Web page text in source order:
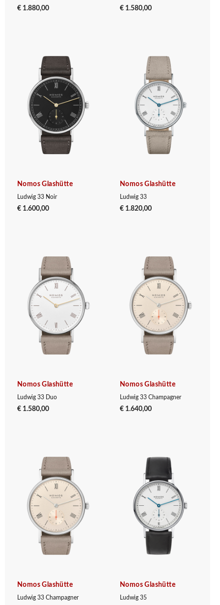
€ 1.880,00 € 1.580,00
Nomos Glashütte
Ludwig 33 Noir
€ 1.600,00
Nomos Glashütte
Ludwig 33
€ 1.820,00
Nomos Glashütte
Ludwig 33 Duo
€ 1.580,00
Nomos Glashütte
Ludwig 33 Champagner
€ 1.640,00
Nomos Glashütte
Ludwig 33 Champagner
Nomos Glashütte
Ludwig 35